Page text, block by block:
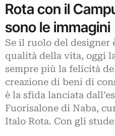
Rota con il
sono le immagini
Se il ruolo del
qualità della vita, oggi
sempre più la felicità
creazione di beni di
è la sfida lanciata
Fuorisalone di Naba,
Italo Rota. Con gli